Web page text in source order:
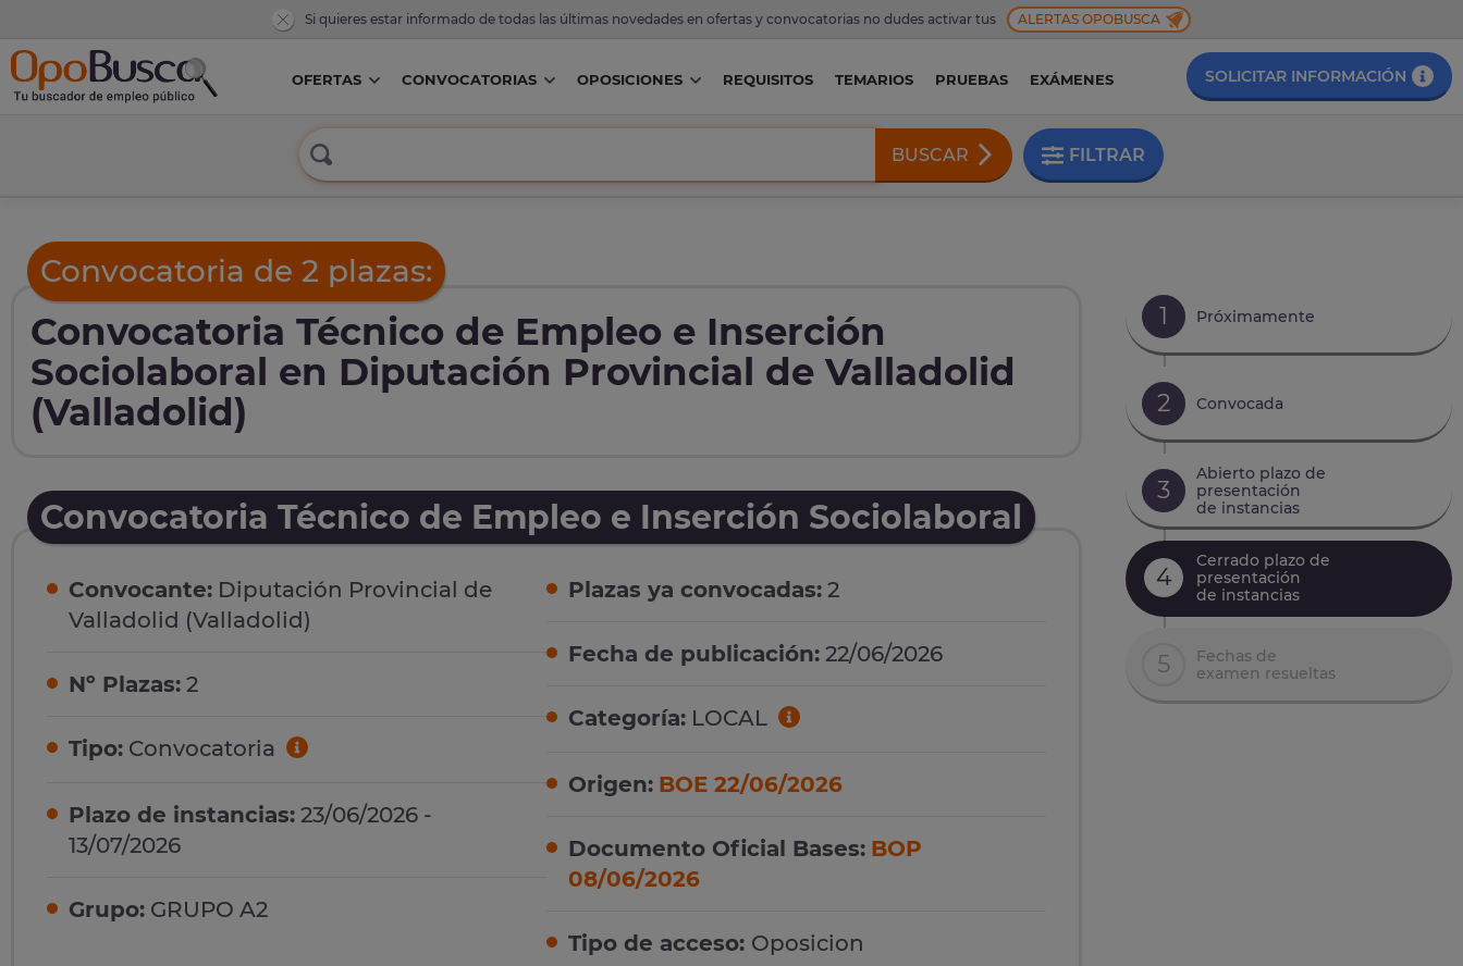
Si quieres estar informado de todas las últimas novedades en ofertas y convocatorias no dudes activar tus ALERTAS OPOBUSCA
OFERTAS CONVOCATORIAS OPOSICIONES REQUISITOS TEMARIOS PRUEBAS EXÁMENES SOLICITAR INFORMACIÓN
BUSCAR FILTRAR
Convocatoria de 2 plazas:
Convocatoria Técnico de Empleo e Inserción
Sociolaboral en Diputación Provincial de Valladolid
(Valladolid)
Convocatoria Técnico de Empleo e Inserción Sociolaboral
Convocante: Diputación Provincial de
Valladolid (Valladolid)
Nº Plazas: 2
Tipo: Convocatoria
Plazo de instancias: 23/06/2026 -
13/07/2026
Grupo: GRUPO A2
Plazas ya convocadas: 2
Fecha de publicación: 22/06/2026
Categoría: LOCAL
Origen: BOE 22/06/2026
Documento Oficial Bases: BOP
08/06/2026
Tipo de acceso: Oposicion
1 Próximamente
2 Convocada
3
Abierto plazo de
presentación
de instancias
4
Cerrado plazo de
presentación
de instancias
5
Fechas de
examen resueltas